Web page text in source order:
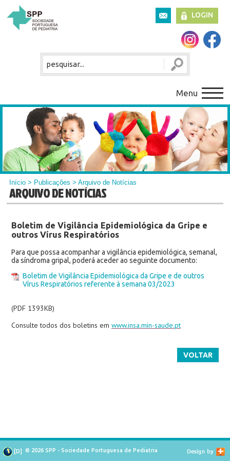
LOGIN
Menu
Início > Publicações > Arquivo de Notícias
ARQUIVO DE NOTÍCIAS
Boletim de Vigilância Epidemiológica da Gripe e
outros Vírus Respiratórios
Para que possa acompanhar a vigilância epidemiológica, semanal,
da síndroma gripal, poderá aceder ao seguinte documento:
Boletim de Vigilância Epidemiológica da Gripe e de outros
Vírus Respiratórios referente à semana 03/2023
(PDF 1393KB)
Consulte todos dos boletins em www.insa.min-saude.pt
VOLTAR
[D] © 2026 SPP - Sociedade Portuguesa de Pediatria